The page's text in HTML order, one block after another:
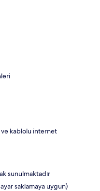
kablolu internet
sunulmaktadır
saklamaya uygun)